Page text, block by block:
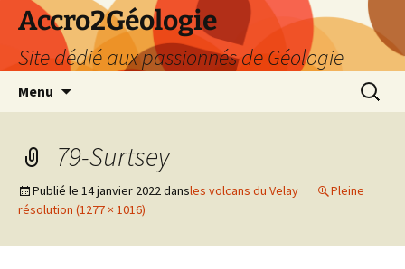
Accro2Géologie
Site dédié aux passionnés de Géologie
Menu
79-Surtsey
Publié le 14 janvier 2022dansles volcans du Velay
Pleine
résolution (1277 × 1016)